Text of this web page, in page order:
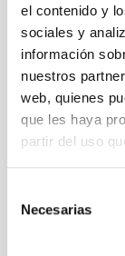
el contenido y
sociales y
información
nuestros
web, quienes
que les haya
partir del uso
Necesarias